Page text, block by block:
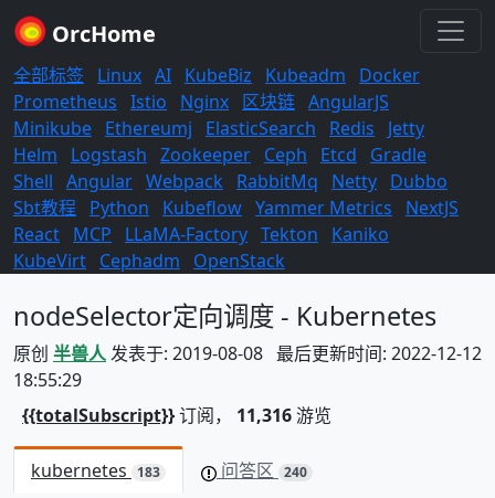
OrcHome
全部标签 Linux AI KubeBiz Kubeadm
Docker
Prometheus Istio Nginx 区块链 AngularJS
Minikube Ethereumj ElasticSearch Redis
Jetty
Helm
Logstash Zookeeper Ceph Etcd
Gradle
Shell Angular Webpack RabbitMq Netty Dubbo
Sbt教程
Python Kubeflow Yammer Metrics
NextJS
React MCP LLaMA-Factory Tekton
Kaniko
KubeVirt Cephadm OpenStack
nodeSelector定向调度 - Kubernetes
原创 半兽人发表于: 2019-08-08 最后更新时间: 2022-12-12
18:55:29
{{totalSubscript}}订阅， 11,316游览
kubernetes 183 问答区 240